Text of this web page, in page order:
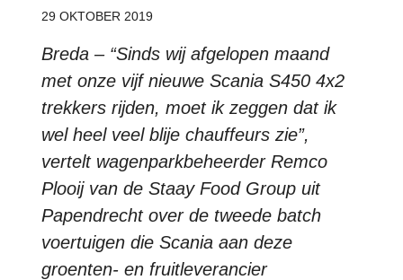
29 OKTOBER 2019
Breda – “Sinds wij afgelopen maand
met onze vijf nieuwe Scania S450 4x2
trekkers rijden, moet ik zeggen dat ik
wel heel veel blije chauffeurs zie”,
vertelt wagenparkbeheerder Remco
Plooij van de Staay Food Group uit
Papendrecht over de tweede batch
voertuigen die Scania aan deze
groenten- en fruitleverancier